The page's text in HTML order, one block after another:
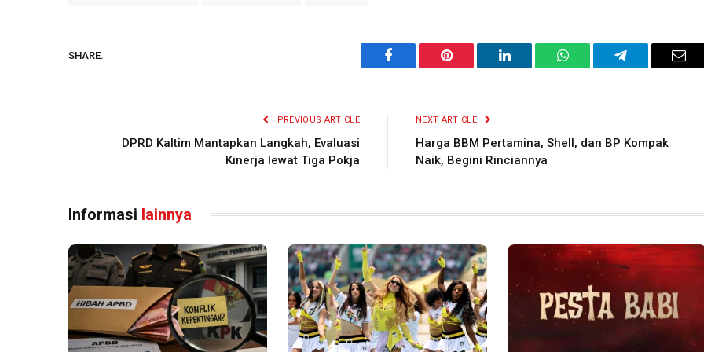
SHARE.
Facebook Pinterest LinkedIn WhatsAppTelegram
PREVIOUS ARTICLE
DPRD Kaltim Mantapkan Langkah, Evaluasi
Kinerja lewat Tiga Pokja
NEXT ARTICLE
Harga BBM Pertamina, Shell, dan BP Kompak
Naik, Begini Rinciannya
Informasi lainnya